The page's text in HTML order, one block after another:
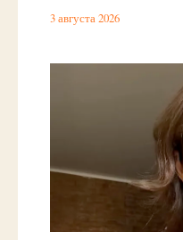
3 августа 2026